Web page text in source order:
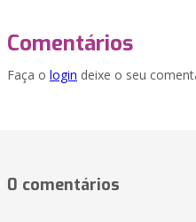
Comentários
Faça o login deixe o seu
0 comentários